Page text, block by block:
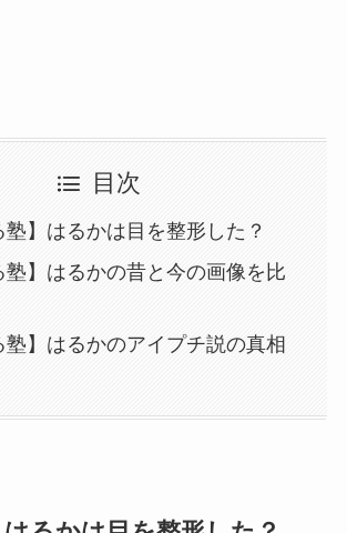
目次
塾】はるかは目を整形した？
塾】はるかの昔と今の画像を比
塾】はるかのアイプチ説の真相